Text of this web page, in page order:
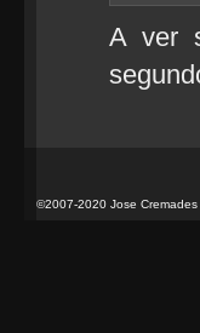
A ver
©2007-2020 Jose